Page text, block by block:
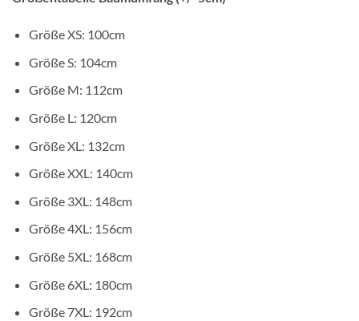
Größe XS: 100cm
Größe S: 104cm
Größe M: 112cm
Größe L: 120cm
Größe XL: 132cm
Größe XXL: 140cm
Größe 3XL: 148cm
Größe 4XL: 156cm
Größe 5XL: 168cm
Größe 6XL: 180cm
Größe 7XL: 192cm